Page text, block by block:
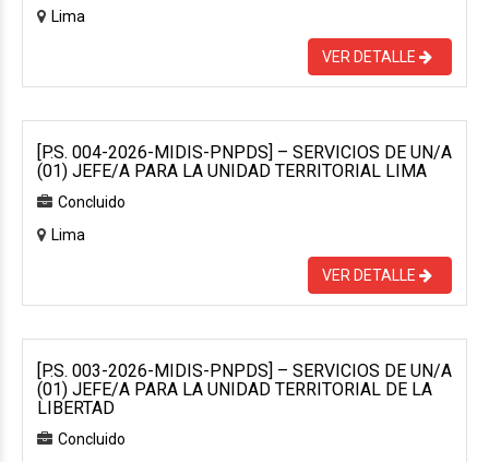
Lima
VER DETALLE
[P.S. 004-2026-MIDIS-PNPDS] – SERVICIOS DE UN/A
(01) JEFE/A PARA LA UNIDAD TERRITORIAL LIMA
Concluido
Lima
VER DETALLE
[P.S. 003-2026-MIDIS-PNPDS] – SERVICIOS DE UN/A
(01) JEFE/A PARA LA UNIDAD TERRITORIAL DE LA
LIBERTAD
Concluido